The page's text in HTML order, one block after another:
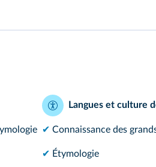
Langues et culture
✔ Connaissance des
✔ Étymologie